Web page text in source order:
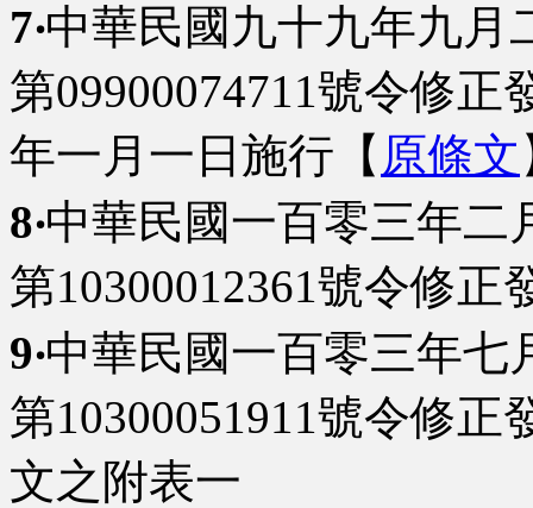
7‧中華民國九十九年九月
第09900074711號令修
年一月一日施行【 原條文
8‧中華民國一百零三年二
第10300012361號令修
9‧中華民國一百零三年七
第10300051911號令修正
文之附表一